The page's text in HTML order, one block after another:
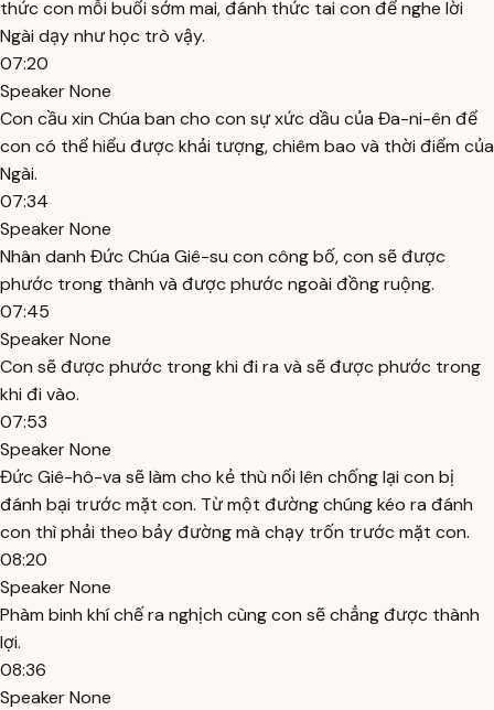
thức con mỗi buổi sớm mai, đánh thức tai con để nghe lời
Ngài dạy như học trò vậy.
07:20
Speaker None
Con cầu xin Chúa ban cho con sự xức dầu của Đa-ni-ên để
con có thể hiểu được khải tượng, chiêm bao và thời điểm của
Ngài.
07:34
Speaker None
Nhân danh Đức Chúa Giê-su con công bố, con sẽ được
phước trong thành và được phước ngoài đồng ruộng.
07:45
Speaker None
Con sẽ được phước trong khi đi ra và sẽ được phước trong
khi đi vào.
07:53
Speaker None
Đức Giê-hô-va sẽ làm cho kẻ thù nổi lên chống lại con bị
đánh bại trước mặt con. Từ một đường chúng kéo ra đánh
con thì phải theo bảy đường mà chạy trốn trước mặt con.
08:20
Speaker None
Phàm binh khí chế ra nghịch cùng con sẽ chẳng được thành
lợi.
08:36
Speaker None